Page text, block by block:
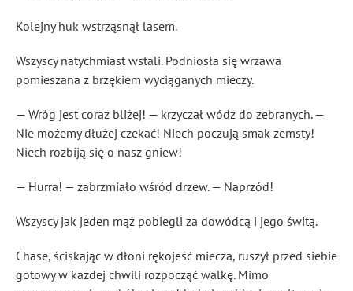
Kolejny huk wstrząsnął lasem.
Wszyscy natychmiast wstali. Podniosła się wrzawa
pomieszana z brzękiem wyciąganych mieczy.
— Wróg jest coraz bliżej! — krzyczał wódz do zebranych. —
Nie możemy dłużej czekać! Niech poczują smak zemsty!
Niech rozbiją się o nasz gniew!
— Hurra! — zabrzmiało wśród drzew. — Naprzód!
Wszyscy jak jeden mąż pobiegli za dowódcą i jego świtą.
Chase, ściskając w dłoni rękojeść miecza, ruszył przed siebie
gotowy w każdej chwili rozpocząć walkę. Mimo